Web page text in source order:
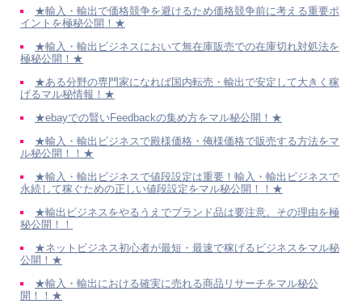
★輸入・輸出で価格競争を避けるため価格競争前に考える重要ポ
イントを極秘公開！★
★輸入・輸出ビジネスにおいて無在庫販売での在庫切れ対処法を
極秘公開！★
★ある分野の専門家になれば国内転売・輸出で安定して大きく稼
げるマル秘情報！★
★ebayでの賢いFeedbackの集め方をマル秘公開！★
★輸入・輸出ビジネスで殿様価格・俺様価格で販売する方法をマ
ル秘公開！！★
★輸入・輸出ビジネスで値段設定は重要！輸入・輸出ビジネスで
永続して稼ぐための正しい値段設定をマル秘公開！！★
★輸出ビジネスをやるうえでブランド品は要注意。その理由を極
秘公開！！
★ネットビジネス初心者が最短・最速で稼げるビジネスをマル秘
公開！★
★輸入・輸出における確実に売れる商品リサーチをマル秘公
開！！★